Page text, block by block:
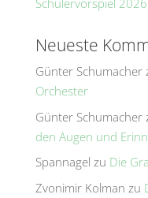
Schülervorspiel 2026
Neueste
Günter Schumacher
Orchester
Günter Schumacher
den Augen und
Spannagel zu Die
Zvonimir Kolman zu